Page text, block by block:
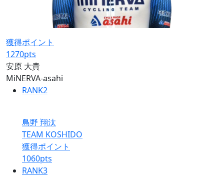
獲得ポイント
1270pts
安原 大貴
MiNERVA-asahi
RANK2
島野 翔汰
TEAM KOSHIDO
獲得ポイント
1060pts
RANK3